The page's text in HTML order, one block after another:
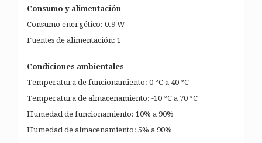
Consumo y alimentación
Consumo energético: 0.9 W
Fuentes de alimentación: 1
Condiciones ambientales
Temperatura de funcionamiento: 0 °C a 40 °C
Temperatura de almacenamiento: -10 °C a 70 °C
Humedad de funcionamiento: 10% a 90%
Humedad de almacenamiento: 5% a 90%